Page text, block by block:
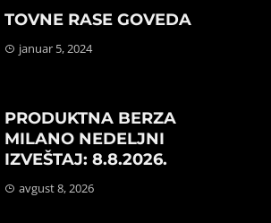
TOVNE RASE GOVEDA
januar 5, 2024
PRODUKTNA BERZA
MILANO NEDELJNI
IZVEŠTAJ: 8.8.2026.
avgust 8, 2026